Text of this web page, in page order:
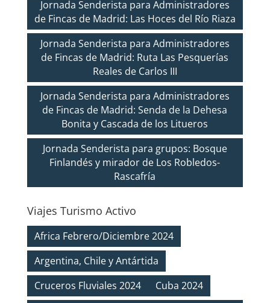
Jornada Senderista para Administradores
de Fincas de Madrid: Las Hoces del Río Riaza
Jornada Senderista para Administradores
de Fincas de Madrid: Ruta Las Pesquerías
Reales de Carlos III
Jornada Senderista para Administradores
de Fincas de Madrid: Senda de la Dehesa
Bonita y Cascada de los Litueros
Jornada Senderista para grupos: Bosque
Finlandés y mirador de Los Robledos-
Rascafría
Viajes Turismo Activo
Africa Febrero/Diciembre 2024
Argentina, Chile y Antártida
Cruceros Fluviales 2024
Cuba 2024